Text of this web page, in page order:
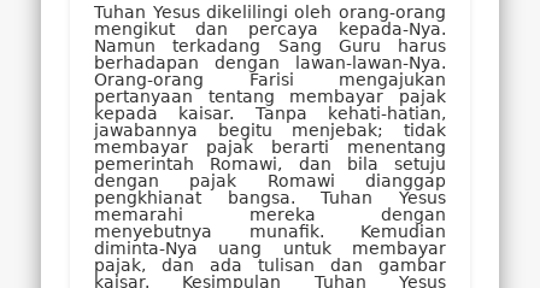
Tuhan Yesus dikelilingi oleh orang-orang
mengikut dan percaya kepada-Nya.
Namun terkadang Sang Guru harus
berhadapan dengan lawan-lawan-Nya.
Orang-orang Farisi mengajukan
pertanyaan tentang membayar pajak
kepada kaisar. Tanpa kehati-hatian,
jawabannya begitu menjebak; tidak
membayar pajak berarti menentang
pemerintah Romawi, dan bila setuju
dengan pajak Romawi dianggap
pengkhianat bangsa. Tuhan Yesus
memarahi mereka dengan
menyebutnya munafik. Kemudian
diminta-Nya uang untuk membayar
pajak, dan ada tulisan dan gambar
kaisar. Kesimpulan Tuhan Yesus